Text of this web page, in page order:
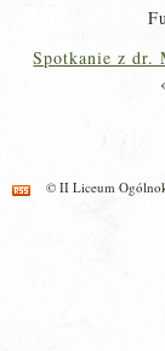
Spotkanie z dr.
© II Liceum